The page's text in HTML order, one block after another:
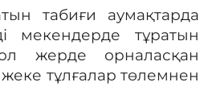
табиғи аумақтарда
мекендерде тұратын
жерде орналасқан
тұлғалар төлемнен